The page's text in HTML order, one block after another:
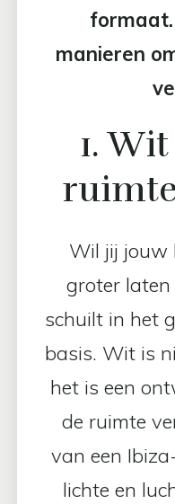
manieren
1.
Wil jij jouw
groter laten
schuilt in het
basis. Wit is
het is een
de ruimte
van een
lichte en